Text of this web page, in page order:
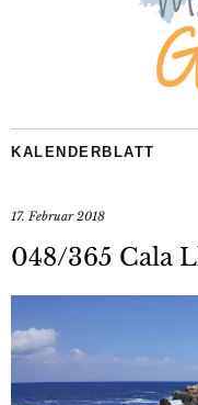
KALENDERBLATT
17. Februar 2018
048/365 Cala